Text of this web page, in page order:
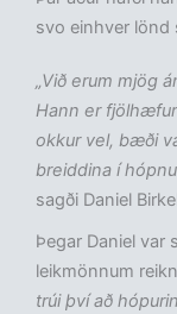
svo einhver lönd
„Við erum mjög
Hann er
okkur vel, bæði
breiddina í
sagði Daniel
Þegar Daniel var
leikmönnum
trúi því að